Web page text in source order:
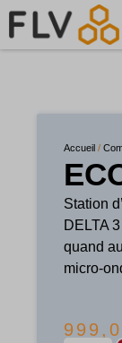
Accueil/
Station
DELTA
quand
micro-